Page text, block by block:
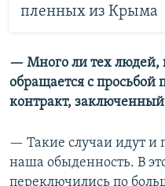
пленных из Крыма
— Много ли тех людей,
обращается с просьбой
контракт, заключенный
— Такие случаи идут и
наша обыденность. В
переключились по